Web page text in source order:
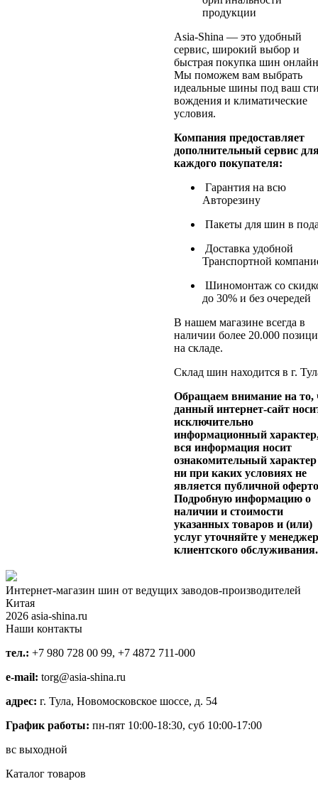
продукции
Asia-Shina — это удобный
сервис, широкий выбор и
быстрая покупка шин
Мы поможем вам выбрать
идеальные шины под ваш
вождения и климатические
условия.
Компания предоставляет
дополнительный сервис
каждого покупателя:
Гарантия на всю
Авторезину
Пакеты для шин в
Доставка удобной
Транспортной
Шиномонтаж со
до 30% и без очередей
В нашем магазине всегда в
наличии более 20.000
на складе.
Склад шин находится в г.
Обращаем внимание на то,
данный интернет-сайт
исключительно
информационный
вся информация носит
ознакомительный
ни при каких условиях не
является публичной
Подробную информацию о
наличии и стоимости
указанных товаров и (или)
услуг уточняйте у
клиентского
Интернет-магазин шин от ведущих заводов-производителей
Китая
2026 asia-shina.ru
Наши контакты
тел.: +7 980 728 00 99, +7 4872 711-000
e-mail: torg@asia-shina.ru
адрес: г. Тула, Новомосковское шоссе, д. 54
График работы: пн-пят 10:00-18:30, суб 10:00-17:00
вс выходной
Каталог товаров